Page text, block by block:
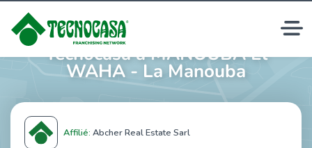
Agences immobilières
Tecnocasa à MANOUBA El
WAHA - La Manouba
Affilié: Abcher Real Estate Sarl